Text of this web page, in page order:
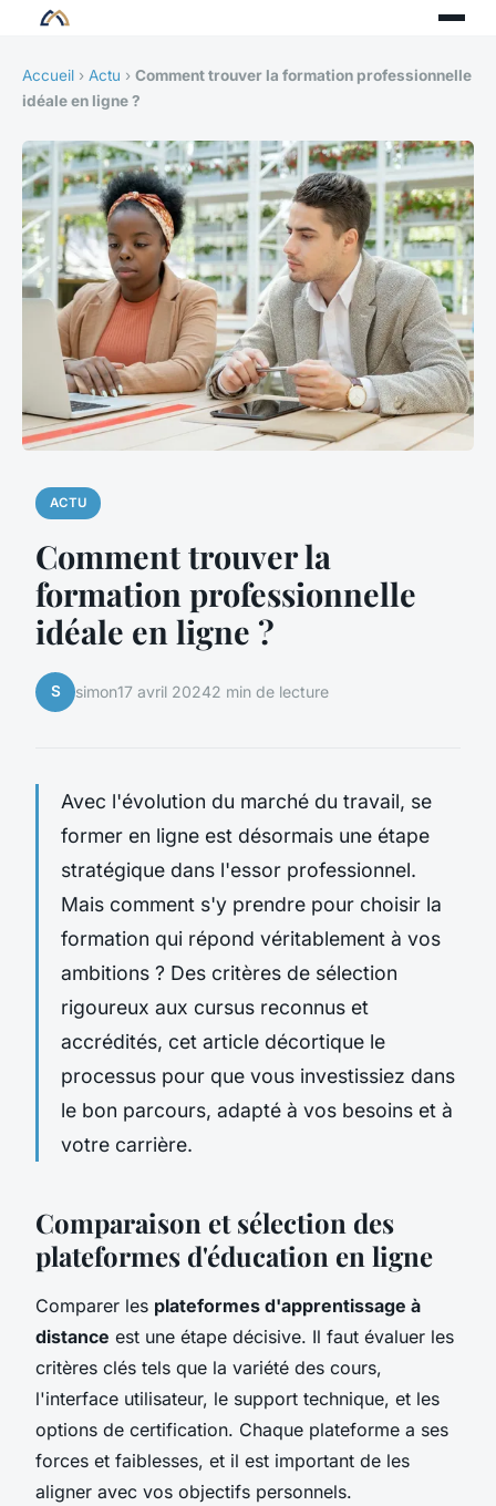
Accueil › Actu › Comment trouver la formation professionnelle
idéale en ligne ?
ACTU
Comment trouver la
formation professionnelle
idéale en ligne ?
S simon17 avril 20242 min de lecture
Avec l'évolution du marché du travail, se
former en ligne est désormais une étape
stratégique dans l'essor professionnel.
Mais comment s'y prendre pour choisir la
formation qui répond véritablement à vos
ambitions ? Des critères de sélection
rigoureux aux cursus reconnus et
accrédités, cet article décortique le
processus pour que vous investissiez dans
le bon parcours, adapté à vos besoins et à
votre carrière.
Comparaison et sélection des
plateformes d'éducation en ligne
Comparer les plateformes d'apprentissage à
distance est une étape décisive. Il faut évaluer les
critères clés tels que la variété des cours,
l'interface utilisateur, le support technique, et les
options de certification. Chaque plateforme a ses
forces et faiblesses, et il est important de les
aligner avec vos objectifs personnels.